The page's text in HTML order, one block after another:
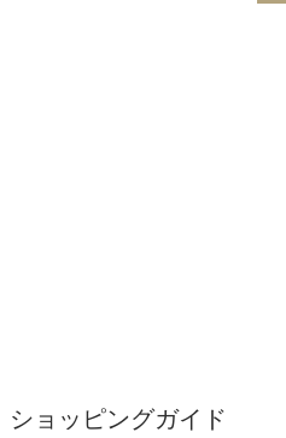
ショッピングガイド